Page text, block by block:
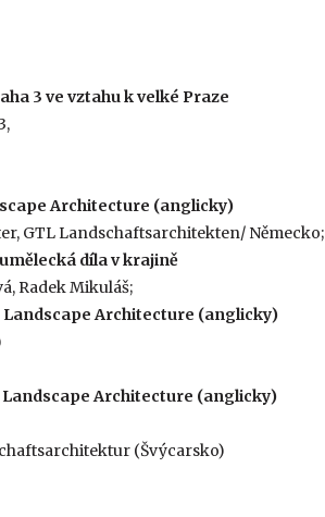
3 ve vztahu k velké Praze
Architecture (anglicky)
GTL Landschaftsarchitekten/ Německo;
díla v krajině
Radek Mikuláš;
Landscape Architecture (anglicky)
Landscape Architecture (anglicky)
(Švýcarsko)